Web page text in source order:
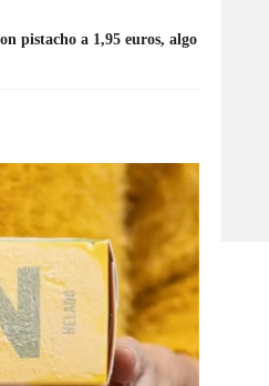
pistacho a 1,95 euros, algo